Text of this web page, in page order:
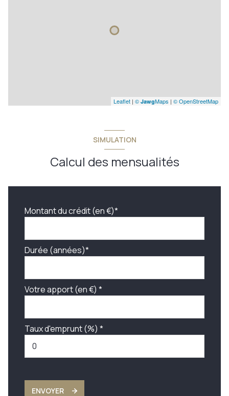
Leaflet | © JawgMaps | © OpenStreetMap
SIMULATION
Calcul des mensualités
Montant du crédit (en €)*
Durée (années)*
Votre apport (en €) *
Taux d'emprunt (%) *
ENVOYER